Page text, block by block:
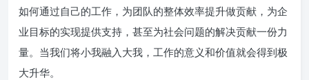
如何通过自己的工作，为团队的整体效率提升做贡献，为企
业目标的实现提供支持，甚至为社会问题的解决贡献一份力
量。当我们将小我融入大我，工作的意义和价值就会得到极
大升华。